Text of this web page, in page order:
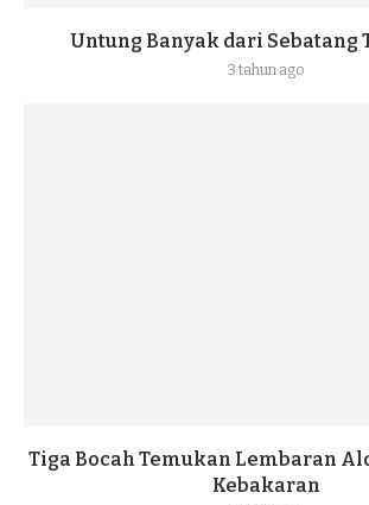
Untung Banyak dari Sebatang
3 tahun ago
Tiga Bocah Temukan Lembaran
Kebakaran